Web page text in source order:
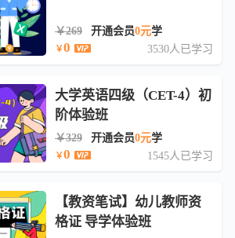
￥269 开通会员0元学
￥0 3530人已学习
大学英语四级（CET-4）初
阶体验班
￥329 开通会员0元学
￥0 1545人已学习
【教资笔试】幼儿教师资
格证 导学体验班